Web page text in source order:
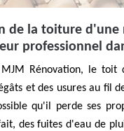
de la toiture d'une
professionnel
Rénovation, le toit
et des usures au fil
qu'il perde ses
des fuites d'eau de